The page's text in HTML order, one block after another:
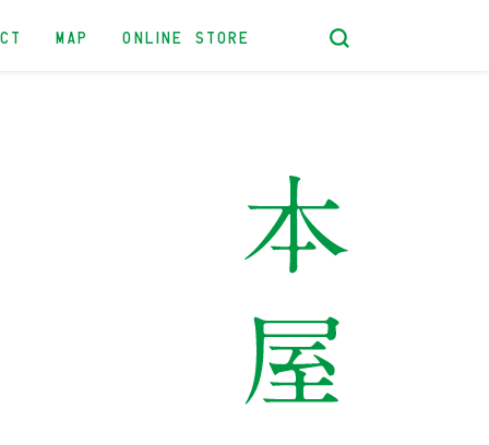
MAP ONLINE STORE